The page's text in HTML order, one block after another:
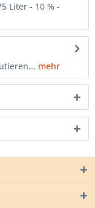
Liter - 10 % -
mehr